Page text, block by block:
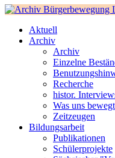
Aktuell
Archiv
Archiv
Einzelne
Recherche
histor.
Was uns
Zeitzeugen
Bildungsarbeit
Publikationen
Schülerprojekte